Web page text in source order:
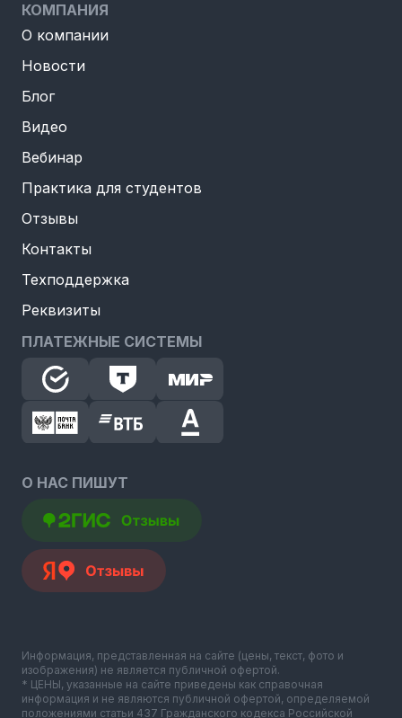
КОМПАНИЯ
О компании
Новости
Блог
Видео
Вебинар
Практика для студентов
Отзывы
Контакты
Техподдержка
Реквизиты
ПЛАТЕЖНЫЕ СИСТЕМЫ
О НАС ПИШУТ
Информация, представленная на сайте (цены, текст, фото и
изображения) не является публичной офертой.
* ЦЕНЫ, указанные на сайте приведены как справочная
информация и не являются публичной офертой, определяемой
положениями статьи 437 Гражданского кодекса Российской